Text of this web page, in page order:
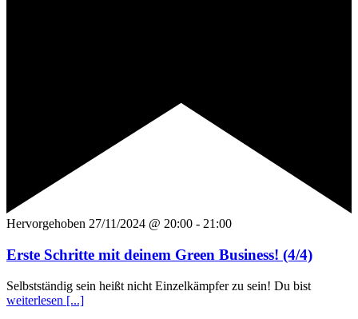
Hervorgehoben 27/11/2024 @ 20:00 - 21:00
Erste Schritte mit deinem Green Business! (4/4)
Selbstständig sein heißt nicht Einzelkämpfer zu sein! Du bist
weiterlesen [...]